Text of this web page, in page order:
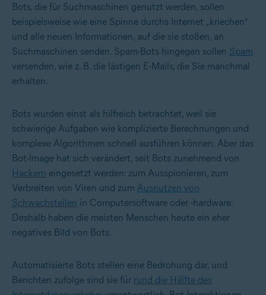
Bots, die für Suchmaschinen genutzt werden, sollen
beispielsweise wie eine Spinne durchs Internet „kriechen“
und alle neuen Informationen, auf die sie stoßen, an
Suchmaschinen senden. Spam-Bots hingegen sollen Spam
versenden, wie z. B. die lästigen E-Mails, die Sie manchmal
erhalten.
Bots wurden einst als hilfreich betrachtet, weil sie
schwierige Aufgaben wie komplizierte Berechnungen und
komplexe Algorithmen schnell ausführen können. Aber das
Bot-Image hat sich verändert, seit Bots zunehmend von
Hackern eingesetzt werden: zum Ausspionieren, zum
Verbreiten von Viren und zum Ausnutzen von
Schwachstellen in Computersoftware oder -hardware.
Deshalb haben die meisten Menschen heute ein eher
negatives Bild von Bots.
Automatisierte Bots stellen eine Bedrohung dar, und
Berichten zufolge sind sie für rund die Hälfte des